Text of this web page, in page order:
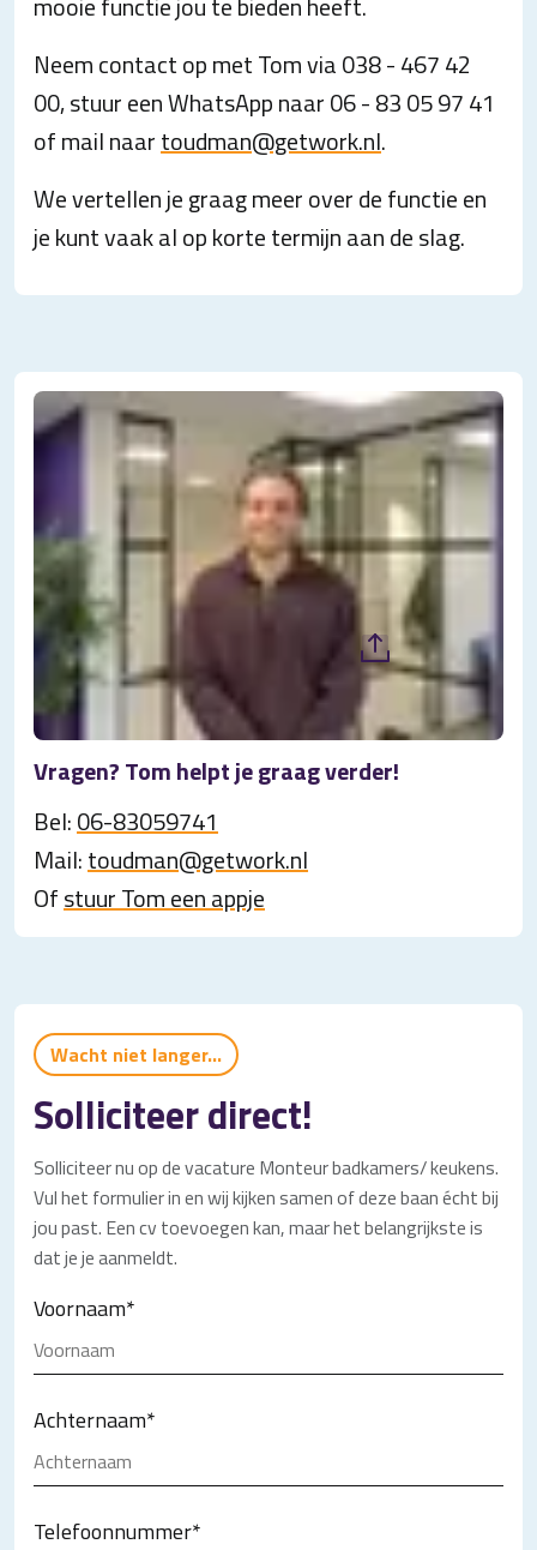
Neem contact op met Tom via 038 - 467 42
00, stuur een WhatsApp naar 06 - 83 05 97 41
of mail naartoudman@getwork.nl.
We vertellen je graag meer over de functie en
je kunt vaak al op korte termijn aan de slag.
Vragen? Tom helpt je graag verder!
Bel:06-83059741
Mail:toudman@getwork.nl
Ofstuur Tom een appje
Wacht niet langer...
Solliciteer direct!
Solliciteer nu op de vacature Monteur badkamers/ keukens.
Vul het formulier in en wij kijken samen of deze baan écht bij
jou past. Een cv toevoegen kan, maar het belangrijkste is
dat je je aanmeldt.
Voornaam*
Achternaam*
Telefoonnummer*